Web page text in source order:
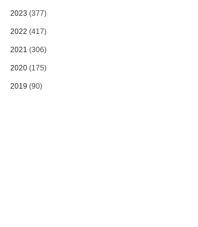
2023 (377)
2022 (417)
2021 (306)
2020(175)
2019 (90)